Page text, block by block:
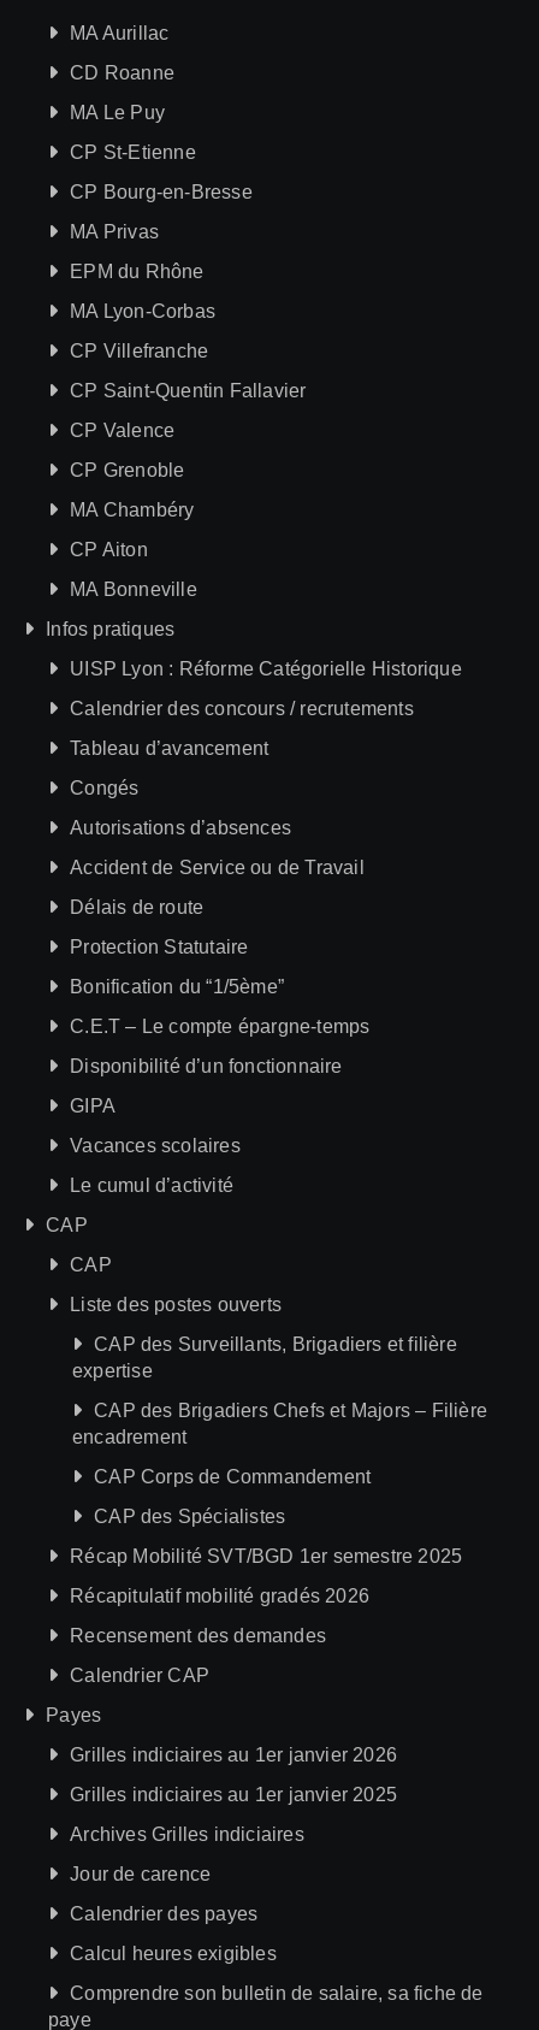
MA Aurillac
CD Roanne
MA Le Puy
CP St-Etienne
CP Bourg-en-Bresse
MA Privas
EPM du Rhône
MA Lyon-Corbas
CP Villefranche
CP Saint-Quentin Fallavier
CP Valence
CP Grenoble
MA Chambéry
CP Aiton
MA Bonneville
Infos pratiques
UISP Lyon : Réforme Catégorielle Historique
Calendrier des concours / recrutements
Tableau d’avancement
Congés
Autorisations d’absences
Accident de Service ou de Travail
Délais de route
Protection Statutaire
Bonification du “1/5ème”
C.E.T – Le compte épargne-temps
Disponibilité d’un fonctionnaire
GIPA
Vacances scolaires
Le cumul d’activité
CAP
CAP
Liste des postes ouverts
CAP des Surveillants, Brigadiers et filière
expertise
CAP des Brigadiers Chefs et Majors – Filière
encadrement
CAP Corps de Commandement
CAP des Spécialistes
Récap Mobilité SVT/BGD 1er semestre 2025
Récapitulatif mobilité gradés 2026
Recensement des demandes
Calendrier CAP
Payes
Grilles indiciaires au 1er janvier 2026
Grilles indiciaires au 1er janvier 2025
Archives Grilles indiciaires
Jour de carence
Calendrier des payes
Calcul heures exigibles
Comprendre son bulletin de salaire, sa fiche de
paye